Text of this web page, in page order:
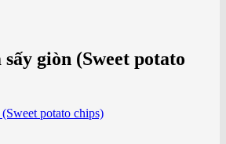
giòn (Sweet potato
potato chips)